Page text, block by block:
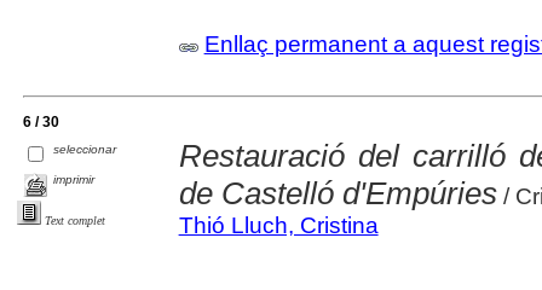
Enllaç permanent a aquest
6 / 30
seleccionar
imprimir
Text complet
Restauració del carrilló
de Castelló d'Empúries/
Thió Lluch, Cristina